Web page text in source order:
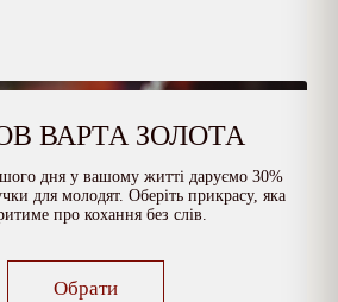
ВАРТА ЗОЛОТА
дня у вашому житті даруємо 30%
для молодят. Оберіть прикрасу, яка
про кохання без слів.
Обрати